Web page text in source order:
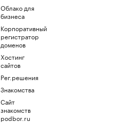
Облако для
бизнеса
Корпоративный
регистратор
доменов
Хостинг
сайтов
Рег.решения
Знакомства
Сайт
знакомств
podbor.ru